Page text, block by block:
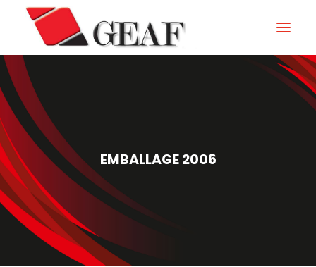
GEAF
UNTERNEHMEN
KNOW-HOW
UNSERE SEKTOREN
KONTAKTIEREN
NEUIGKEITEN UND VERANSTALTUNGEN
DOWNLOAD
EMBALLAGE 2006